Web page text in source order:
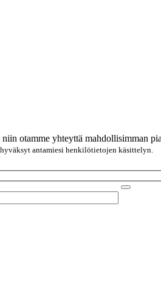
otamme yhteyttä mahdollisimman
antamiesi henkilötietojen käsittelyn.